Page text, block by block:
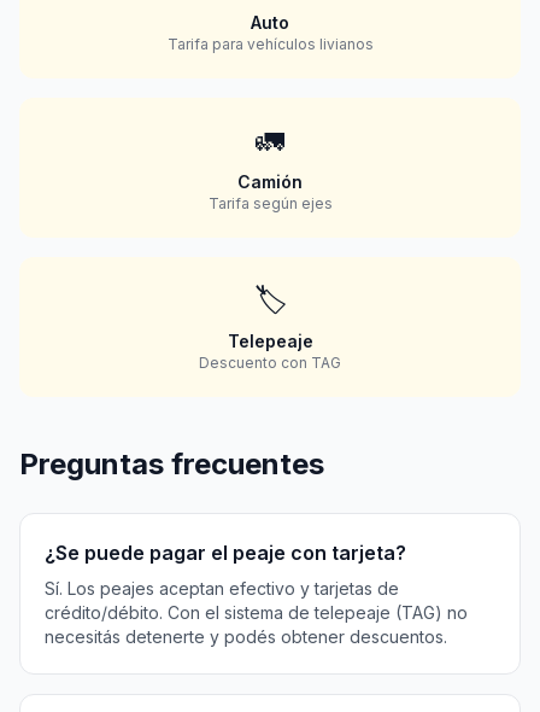
Auto
Tarifa para vehículos livianos
🚛
Camión
Tarifa según ejes
🏷️
Telepeaje
Descuento con TAG
Preguntas frecuentes
¿Se puede pagar el peaje con tarjeta?
Sí. Los peajes aceptan efectivo y tarjetas de
crédito/débito. Con el sistema de telepeaje (TAG) no
necesitás detenerte y podés obtener descuentos.